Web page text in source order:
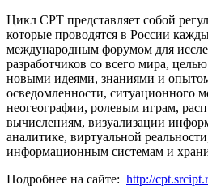
Цикл CPT представляет собой
которые проводятся в России
международным форумом для
разработчиков со всего мира,
новыми идеями, знаниями и
осведомленности, ситуационного
неогеографии, ролевым играм,
вычислениям, визуализации
аналитике, виртуальной
информационным системам и
Подробнее на сайте: http://